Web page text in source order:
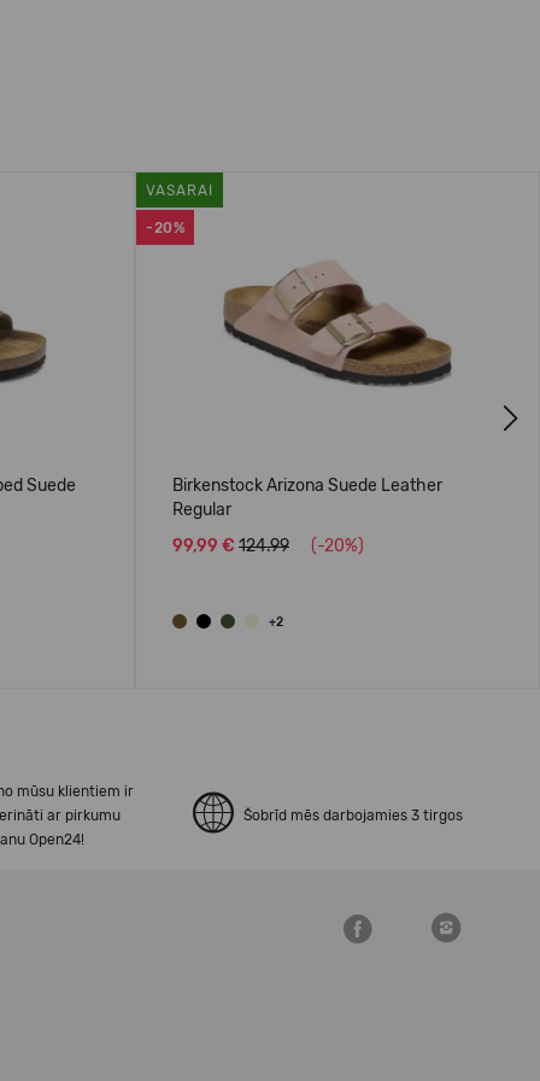
Suede
-20%
VASARAI
Birkenstock Arizona Suede Leather
Regular
99,99 € 124.99 (-20%)
+2
mūsu klientiem ir
ar pirkumu
Open24!
Šobrīd mēs darbojamies 3 tirgos